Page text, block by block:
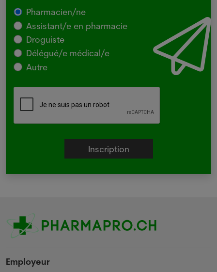
Pharmacien/ne
Assistant/e en pharmacie
Droguiste
Délégué/e médical/e
Autre
Employeur